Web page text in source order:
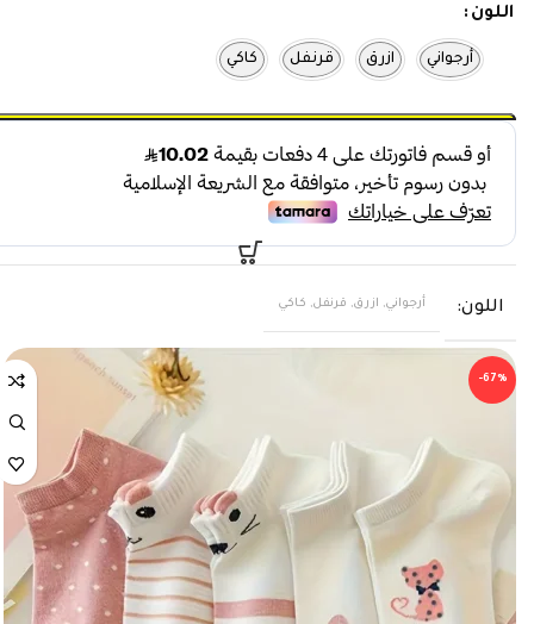
اللون
أرجواني ازرق قرنفل كاكي
اللون أرجواني, ازرق, قرنفل, كاكي
-67%